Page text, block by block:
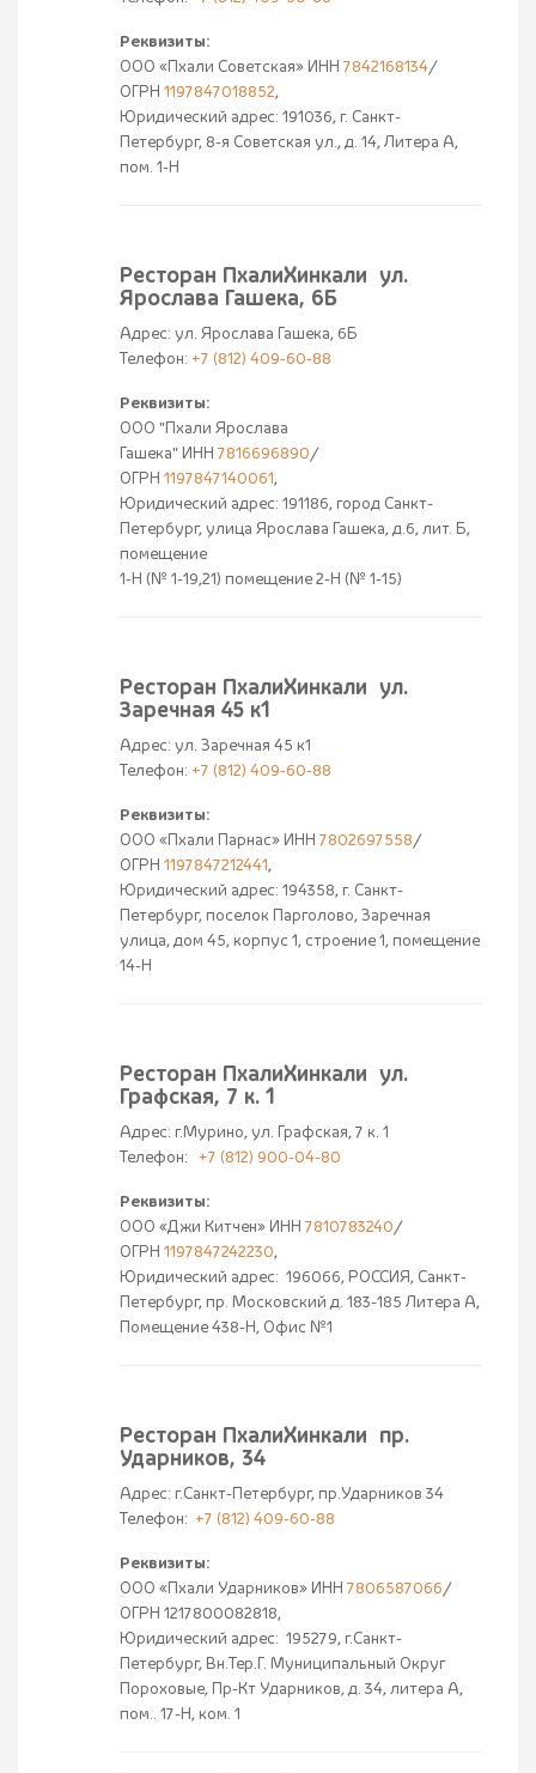
Реквизиты:
ООО «Пхали Советская» ИНН 7842168134/
ОГРН 1197847018852,
Юридический адрес: 191036, г. Санкт-
Петербург, 8-я Советская ул., д. 14, Литера А,
пом. 1-Н
Ресторан ПхалиХинкали ул.
Ярослава Гашека, 6Б
Адрес: ул. Ярослава Гашека, 6Б
Телефон: +7 (812) 409-60-88
Реквизиты:
ООО "Пхали Ярослава
Гашека" ИНН 7816696890/
ОГРН 1197847140061,
Юридический адрес: 191186, город Санкт-
Петербург, улица Ярослава Гашека, д.6, лит. Б,
помещение
1-Н (№ 1-19,21) помещение 2-Н (№ 1-15)
Ресторан ПхалиХинкали ул.
Заречная 45 к1
Адрес: ул. Заречная 45 к1
Телефон: +7 (812) 409-60-88
Реквизиты:
ООО «Пхали Парнас» ИНН 7802697558/
ОГРН 1197847212441,
Юридический адрес: 194358, г. Санкт-
Петербург, поселок Парголово, Заречная
улица, дом 45, корпус 1, строение 1, помещение
14-Н
Ресторан ПхалиХинкали ул.
Графская, 7 к. 1
Адрес: г.Мурино, ул. Графская, 7 к. 1
Телефон: +7 (812) 900-04-80
Реквизиты:
ООО «Джи Китчен» ИНН 7810783240/
ОГРН 1197847242230,
Юридический адрес: 196066, РОССИЯ, Санкт-
Петербург, пр. Московский д. 183-185 Литера А,
Помещение 438-Н, Офис №1
Ресторан ПхалиХинкали пр.
Ударников, 34
Адрес: г.Санкт-Петербург, пр.Ударников 34
Телефон: +7 (812) 409-60-88
Реквизиты:
ООО «Пхали Ударников» ИНН 7806587066/
ОГРН 1217800082818,
Юридический адрес: 195279, г.Санкт-
Петербург, Вн.Тер.Г. Муниципальный Округ
Пороховые, Пр-Кт Ударников, д. 34, литера А,
пом.. 17-Н, ком. 1